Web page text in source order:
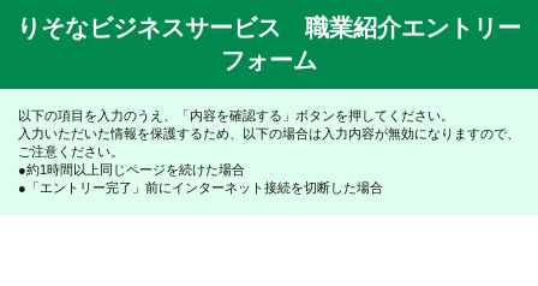
りそなビジネスサービス 職業紹介エントリー
フォーム
以下の項目を入力のうえ、「内容を確認する」ボタンを押してください。
入力いただいた情報を保護するため、以下の場合は入力内容が無効になりますので、
ご注意ください。
●約1時間以上同じページを続けた場合
●「エントリー完了」前にインターネット接続を切断した場合